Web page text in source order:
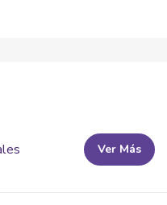
Ver Más